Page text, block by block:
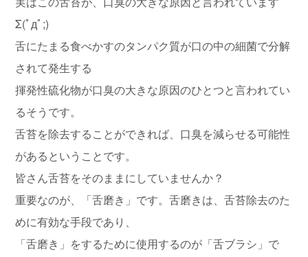
Σ(ﾟдﾟ;)
舌にたまる食べかすのタンパク質が口の中の細菌で分解
されて発生する
揮発性硫化物が口臭の大きな原因のひとつと言われてい
るそうです。
舌苔を除去することができれば、口臭を減らせる可能性
があるということです。
皆さん舌苔をそのままにしていませんか？
重要なのが、「舌磨き」です。舌磨きは、舌苔除去のた
めに有効な手段であり、
「舌磨き」をするために使用するのが「舌ブラシ」で